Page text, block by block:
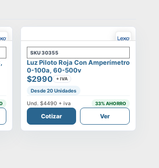
SKU30355
Luz Piloto Roja Con Amperímetro
0-100a, 60-500v
$2990 + IVA
Desde 20 Unidades
Und. $4490 + iva 33% AHORRO
Cotizar Ver